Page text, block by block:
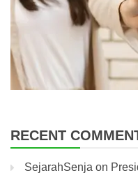
RECENT
SejarahSenja on